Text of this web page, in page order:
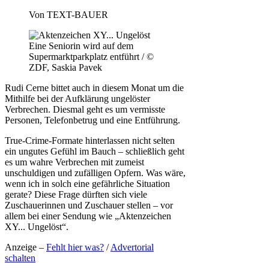
Von TEXT-BAUER
Eine Seniorin wird auf dem
Supermarktparkplatz entführt / ©
ZDF, Saskia Pavek
Rudi Cerne bittet auch in diesem Monat um die
Mithilfe bei der Aufklärung ungelöster
Verbrechen. Diesmal geht es um vermisste
Personen, Telefonbetrug und eine Entführung.
True-Crime-Formate hinterlassen nicht selten
ein ungutes Gefühl im Bauch – schließlich geht
es um wahre Verbrechen mit zumeist
unschuldigen und zufälligen Opfern. Was wäre,
wenn ich in solch eine gefährliche Situation
gerate? Diese Frage dürften sich viele
Zuschauerinnen und Zuschauer stellen – vor
allem bei einer Sendung wie „Aktenzeichen
XY... Ungelöst“.
Anzeige – Fehlt hier was? /Advertorial
schalten